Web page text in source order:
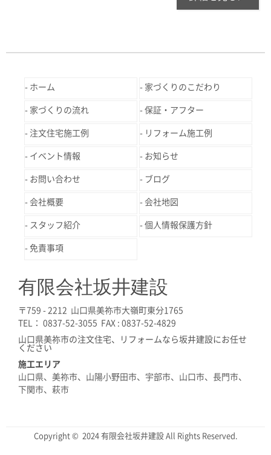
ホーム 家づくりのこだわり
家づくりの流れ 保証・アフター
注文住宅施工例 リフォーム施工例
イベント情報 お知らせ
お問い合わせ ブログ
会社概要 会社地図
スタッフ紹介 個人情報保護方針
免責事項
有限会社坂井建設
〒759 - 2212 山口県美祢市大嶺町東分1765
TEL： 0837-52-3055 FAX : 0837-52-4829
山口県美祢市の注文住宅、リフォームなら坂井建設にお任せ
ください
施工エリア
山口県、美祢市、山陽小野田市、宇部市、山口市、長門市、
下関市、萩市
Copyright © 2024 有限会社坂井建設 All Rights Reserved.